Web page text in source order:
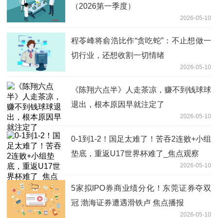
（2026第一季度）
2026-05-10
程苓峰将俞浩比作“贪吃蛇”：不止想做一
切行业，还想收割一切情绪
2026-05-10
《陈翔六点半》人走茶凉，赚不到钱球球
退出，根本原因早就注定了
2026-05-10
0-1到1-2！国足太难了！苦吞2连败+小组
垫底，重返U17世界杯难了_焦点观察
2026-05-10
5家拟IPO券商业绩分化！东莞证券夺双
冠 渤海证券遭遇滑铁卢 焦点播报
2026-05-10